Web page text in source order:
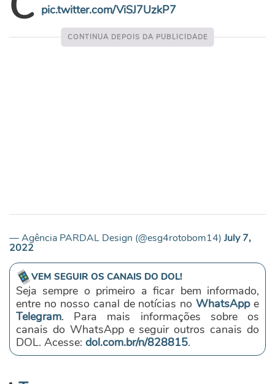
pic.twitter.com/ViSJ7UzkP7
— Agência PARDAL Design (@esg4rotobom14) July 7,
2022
VEM SEGUIR OS CANAIS DO DOL!
Seja sempre o primeiro a ficar bem informado,
entre no nosso canal de notícias noWhatsAppe
Telegram. Para mais informações sobre os
canais do WhatsApp e seguir outros canais do
DOL. Acesse: dol.com.br/n/828815.